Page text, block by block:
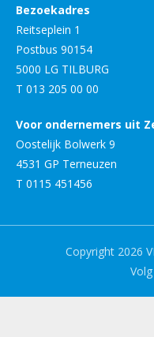
Bezoekadres
Reitseplein 1
Postbus 90154
5000 LG TILBURG
T 013 205 00 00
Voor ondernemers uit
Oostelijk Bolwerk 9
4531 GP Terneuzen
T 0115 451456
Copyright 2026